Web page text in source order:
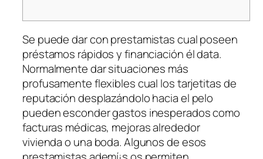
Se puede dar con prestamistas cual poseen
préstamos rápidos y financiación él data.
Normalmente dar situaciones más
profusamente flexibles cual los tarjetitas de
reputación desplazándolo hacia el pelo
pueden esconder gastos inesperados como
facturas médicas, mejoras alrededor
vivienda o una boda. Algunos de esos